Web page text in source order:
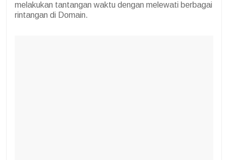
melakukan tantangan waktu dengan melewati berbagai
rintangan di Domain.